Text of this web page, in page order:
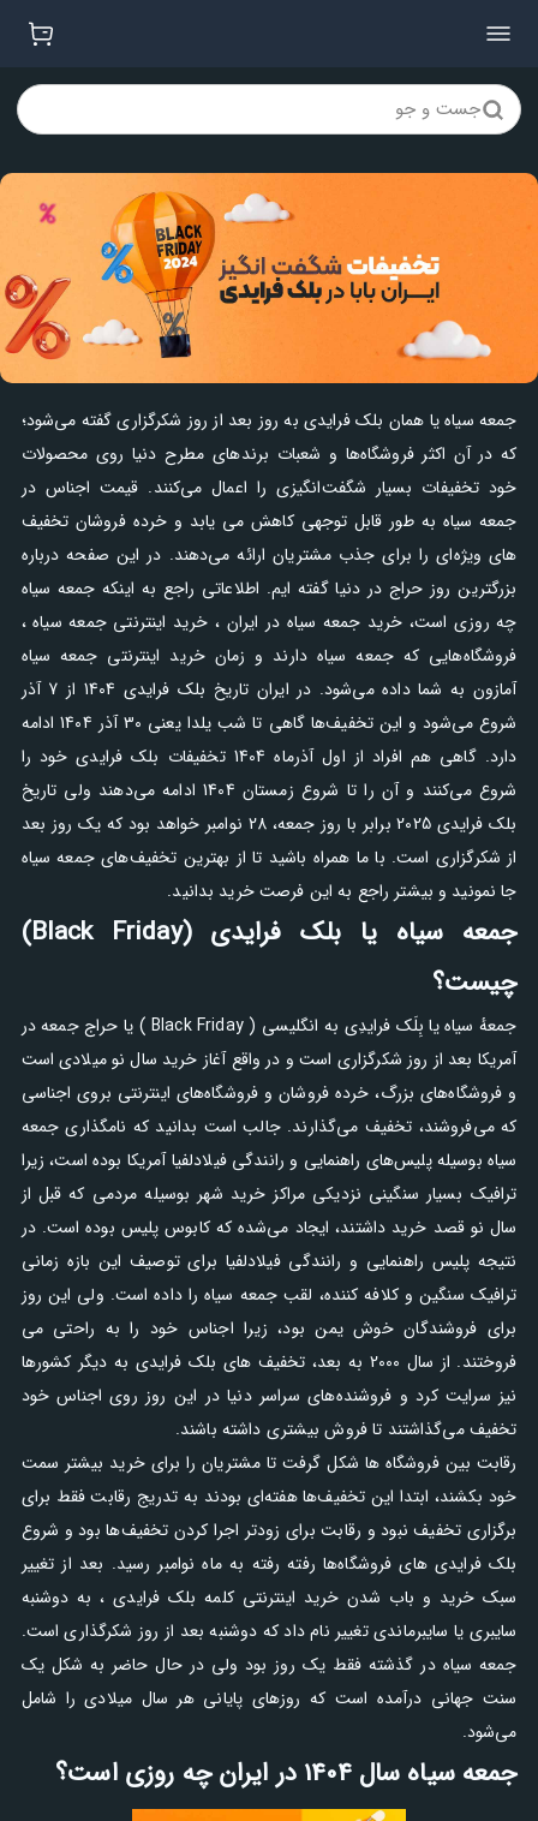
جست و جو
جمعه سیاه یا همان بلک فرایدی به روز بعد از روز شکرگزاری گفته می‌شود؛
که در آن اکثر فروشگاه‌ها و شعبات برندهای مطرح دنیا روی محصولات
خود تخفیفات بسیار شگفت‌انگیزی را اعمال می‌کنند. قیمت اجناس در
جمعه سیاه به طور قابل توجهی کاهش می یابد و خرده فروشان تخفیف
های ویژه‌ای را برای جذب مشتریان ارائه می‌دهند. در این صفحه درباره
بزرگترین روز حراج در دنیا گفته ایم. اطلاعاتی راجع به اینکه جمعه سیاه
چه روزی است، خرید جمعه سیاه در ایران ، خرید اینترنتی جمعه سیاه ،
فروشگاه‌هایی که جمعه سیاه دارند و زمان خرید اینترنتی جمعه سیاه
آمازون به شما داده می‌شود. در ایران تاریخ بلک فرایدی 1404 از 7 آذر
شروع می‌شود و این تخفیف‌ها گاهی تا شب یلدا یعنی 30 آذر 1404 ادامه
دارد. گاهی هم افراد از اول آذرماه 1404 تخفیفات بلک فرایدی خود را
شروع می‌کنند و آن را تا شروع زمستان 1404 ادامه می‌دهند ولی تاریخ
بلک فرایدی 2025 برابر با روز جمعه، 28 نوامبر خواهد بود که یک روز بعد
از شکرگزاری است. با ما همراه باشید تا از بهترین تخفیف‌های جمعه سیاه
جا نمونید و بیشتر راجع به این فرصت خرید بدانید.
جمعه سیاه یا بلک فرایدی (Black Friday)
چیست؟
جمعهٔ سیاه یا بِلَک فرایدِی به انگلیسی ( Black Friday ) یا حراج جمعه در
آمریکا بعد از روز شکرگزاری است و در واقع آغاز خرید سال نو میلادی است
و فروشگاه‌های بزرگ، خرده فروشان و فروشگاه‌های اینترنتی بروی اجناسی
که می‌فروشند، تخفیف می‌گذارند. جالب است بدانید که نامگذاری جمعه
سیاه بوسیله پلیس‌های راهنمایی و رانندگی فیلادلفیا آمریکا بوده است، زیرا
ترافیک بسیار سنگینی نزدیکی مراکز خرید شهر بوسیله مردمی که قبل از
سال نو قصد خرید داشتند، ایجاد می‌شده که کابوس پلیس بوده است. در
نتیجه پلیس راهنمایی و رانندگی فیلادلفیا برای توصیف این بازه زمانی
ترافیک سنگین و کلافه کننده، لقب جمعه سیاه را داده است. ولی این روز
برای فروشندگان خوش یمن بود، زیرا اجناس خود را به راحتی می
فروختند. از سال 2000 به بعد، تخفیف های بلک فرایدی به دیگر کشورها
نیز سرایت کرد و فروشنده‌های سراسر دنیا در این روز روی اجناس خود
تخفیف می‌گذاشتند تا فروش بیشتری داشته باشند.
رقابت بین فروشگاه ها شکل گرفت تا مشتریان را برای خرید بیشتر سمت
خود بکشند، ابتدا این تخفیف‌ها هفته‌ای بودند به تدریج رقابت فقط برای
برگزاری تخفیف نبود و رقابت برای زودتر اجرا کردن تخفیف‌ها بود و شروع
بلک فرایدی های فروشگاه‌ها رفته رفته به ماه نوامبر رسید. بعد از تغییر
سبک خرید و باب شدن خرید اینترنتی کلمه بلک فرایدی ، به دوشنبه
سایبری یا سایبرماندی تغییر نام داد که دوشنبه بعد از روز شکرگذاری است.
جمعه سیاه در گذشته فقط یک روز بود ولی در حال حاضر به شکل یک
سنت جهانی درآمده است که روزهای پایانی هر سال میلادی را شامل
می‌شود.
جمعه سیاه سال 1404 در ایران چه روزی است؟